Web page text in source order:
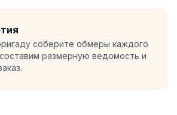
соберите обмеры каждого
размерную ведомость и